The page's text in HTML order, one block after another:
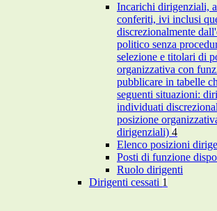
Incarichi dirigenziali,
conferiti, ivi inclusi
discrezionalmente
politico senza
selezione e titolari di
organizzativa con
pubblicare in tabelle
seguenti situazioni:
individuati
posizione
dirigenziali) 4
Elenco posizioni
Posti di funzione
Ruolo dirigenti
Dirigenti cessati 1